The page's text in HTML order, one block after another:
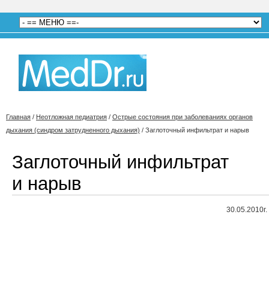
Главная / Неотложная педиатрия / Острые состояния при заболеваниях органов
дыхания (синдром затрудненного дыхания) / Заглоточный инфильтрат и нарыв
Заглоточный инфильтрат
и нарыв
30.05.2010г.